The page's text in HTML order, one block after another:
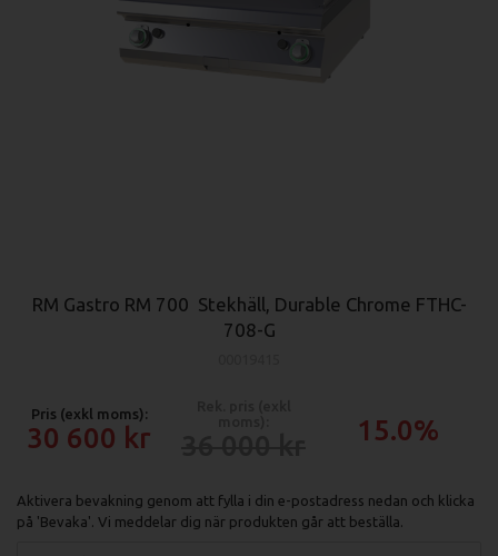
RM Gastro RM 700 Stekhäll, Durable Chrome FTHC-
708-G
Pris (exkl moms):
30 600 15.0%
Aktivera bevakning genom att fylla i din e-postadress nedan och klicka
på 'Bevaka'. Vi meddelar dig när produkten går att beställa.